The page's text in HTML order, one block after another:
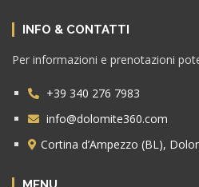
INFO & CONTATTI
Per informazioni e prenotazioni
+39 340 276 7983
info@dolomite360.com
Cortina d’Ampezzo (BL),